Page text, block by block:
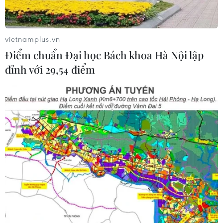
'Phù thủy Kim' sẽ xoay tua toan tính
đường dài?
HLV Kim Sang-sik: 'Tuyển Việt Nam
hướng tới chiến thắng để giữ ngôi
06/08/2026 07:25
Chủ tịch Liên đoàn Bóng đá thế giới
chịu sức ép chưa từng có
06/08/2026 04:12
Futsal Việt Nam bất bại sau trận hòa
vietnamplus.vn
Điểm chuẩn Đại học Bách khoa Hà Nội lập
đỉnh với 29,54 điểm